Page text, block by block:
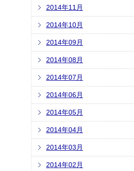
2014年11月
2014年10月
2014年09月
2014年08月
2014年07月
2014年06月
2014年05月
2014年04月
2014年03月
2014年02月